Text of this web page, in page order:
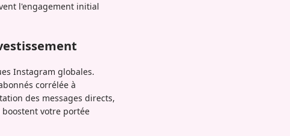
l'engagement initial
Instagram globales.
corrélée à
des messages directs,
votre portée